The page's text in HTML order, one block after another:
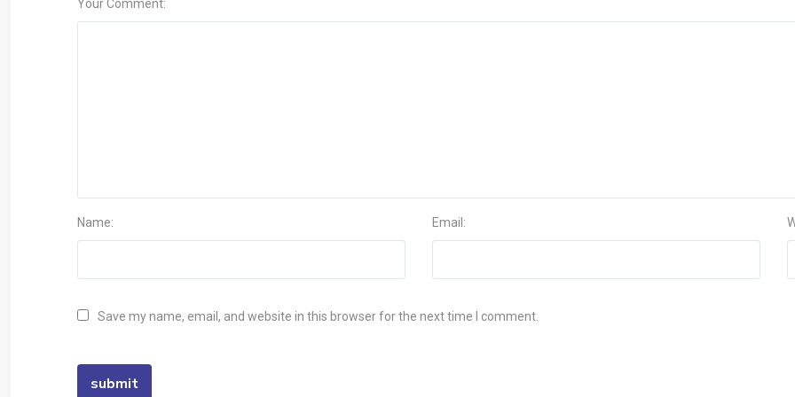
Your Comment:
Name: Email:
Save my name, email, and website in this browser for the next time I comment.